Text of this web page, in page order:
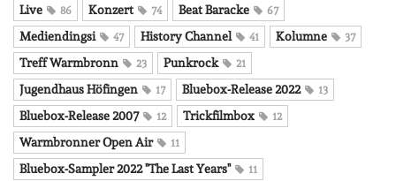
Live 86 Konzert 74 Beat Baracke 67
Mediendingsi 47 History Channel 41 Kolumne 37
Treff Warmbronn 23 Punkrock 21
Jugendhaus Höfingen 17 Bluebox-Release 2022 13
Bluebox-Release 2007 12 Trickfilmbox 12
Warmbronner Open Air 11
Bluebox-Sampler 2022 "The Last Years" 11